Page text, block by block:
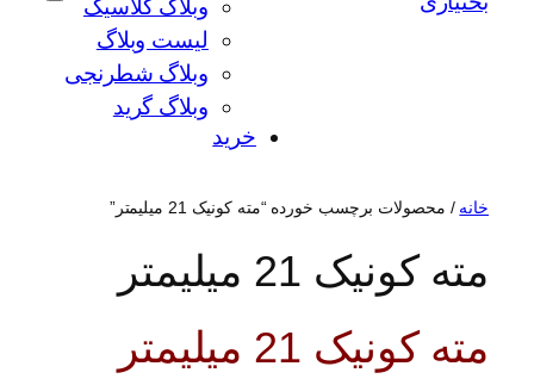
وبلاگ کلاسیک
لیست وبلاگ
وبلاگ شطرنجی
وبلاگ گرید
خرید
خانه / محصولات برچسب خورده “مته کونیک 21 میلیمتر”
مته کونیک 21 میلیمتر
مته کونیک 21 میلیمتر